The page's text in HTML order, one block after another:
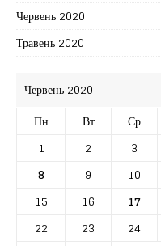
Червень 2020
Травень 2020
Червень 2020
Пн
Вт Ср
1
2 3
8
9 10
15
16 17
22
23 24